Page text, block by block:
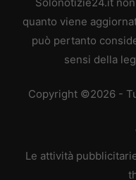
quanto viene
può pertanto
sensi della
Copyright ©2026 -
Le attività